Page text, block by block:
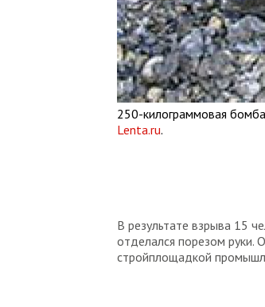
250-килограммовая
Lenta.ru.
В результате взрыва 15
отделался порезом руки.
стройплощадкой